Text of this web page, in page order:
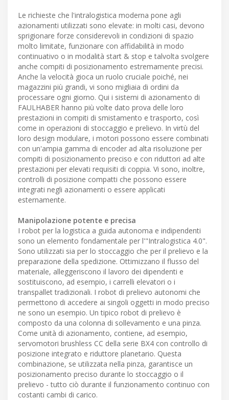
Le richieste che l'intralogistica moderna pone agli
azionamenti utilizzati sono elevate: in molti casi, devono
sprigionare forze considerevoli in condizioni di spazio
molto limitate, funzionare con affidabilità in modo
continuativo o in modalità start & stop e talvolta svolgere
anche compiti di posizionamento estremamente precisi.
Anche la velocità gioca un ruolo cruciale poiché, nei
magazzini più grandi, vi sono migliaia di ordini da
processare ogni giorno. Qui i sistemi di azionamento di
FAULHABER hanno più volte dato prova delle loro
prestazioni in compiti di smistamento e trasporto, così
come in operazioni di stoccaggio e prelievo. In virtù del
loro design modulare, i motori possono essere combinati
con un'ampia gamma di encoder ad alta risoluzione per
compiti di posizionamento preciso e con riduttori ad alte
prestazioni per elevati requisiti di coppia. Vi sono, inoltre,
controlli di posizione compatti che possono essere
integrati negli azionamenti o essere applicati
esternamente.
Manipolazione potente e precisa
I robot per la logistica a guida autonoma e indipendenti
sono un elemento fondamentale per l'"Intralogistica 4.0".
Sono utilizzati sia per lo stoccaggio che per il prelievo e la
preparazione della spedizione. Ottimizzano il flusso del
materiale, alleggeriscono il lavoro dei dipendenti e
sostituiscono, ad esempio, i carrelli elevatori o i
transpallet tradizionali. I robot di prelievo autonomi che
permettono di accedere ai singoli oggetti in modo preciso
ne sono un esempio. Un tipico robot di prelievo è
composto da una colonna di sollevamento e una pinza.
Come unità di azionamento, contiene, ad esempio,
servomotori brushless CC della serie BX4 con controllo di
posizione integrato e riduttore planetario. Questa
combinazione, se utilizzata nella pinza, garantisce un
posizionamento preciso durante lo stoccaggio o il
prelievo - tutto ciò durante il funzionamento continuo con
costanti cambi di carico.